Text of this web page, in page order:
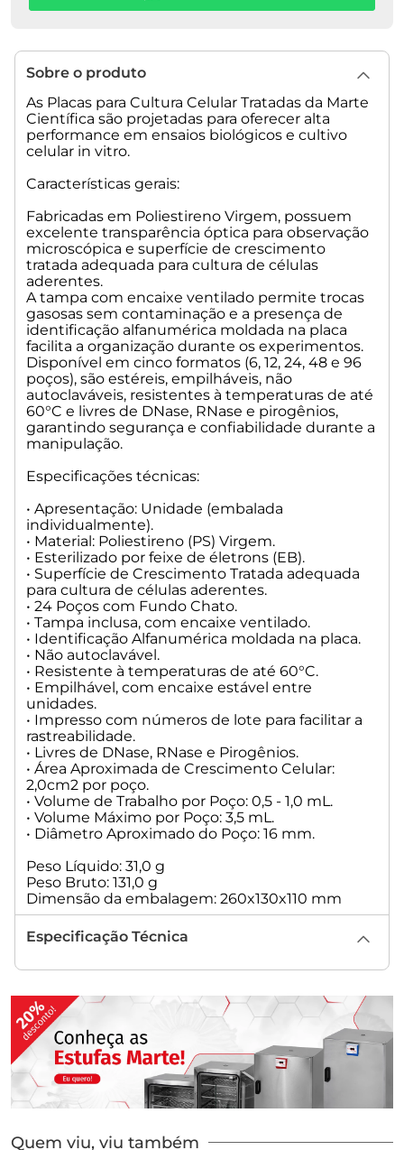
rastreabilidade.
poço.
• Volume de Trabalho por Poço: 0,5 - 1,0 mL.
• Volume Máximo por Poço: 3,5 mL.
• Diâmetro Aproximado do Poço: 16 mm.
Peso Líquido: 31,0 g
Dimensão da embalagem: 260x130x110 mm
Sobre o produto
As Placas para Cultura Celular Tratadas da Marte
Científica são projetadas para oferecer alta
performance em ensaios biológicos e cultivo
celular in vitro.
Características gerais:
Fabricadas em Poliestireno Virgem, possuem
excelente transparência óptica para observação
microscópica e superfície de crescimento
tratada adequada para cultura de células
aderentes.
A tampa com encaixe ventilado permite trocas
gasosas sem contaminação e a presença de
identificação alfanumérica moldada na placa
facilita a organização durante os experimentos.
Disponível em cinco formatos (6, 12, 24, 48 e 96
poços), são estéreis, empilháveis, não
autoclaváveis, resistentes à temperaturas de até
60°C e livres de DNase, RNase e pirogênios,
garantindo segurança e confiabilidade durante a
manipulação.
Especificações técnicas:
• Apresentação: Unidade (embalada
individualmente).
• Material: Poliestireno (PS) Virgem.
• Esterilizado por feixe de életrons (EB).
• Superfície de Crescimento Tratada adequada
para cultura de células aderentes.
• 24 Poços com Fundo Chato.
• Tampa inclusa, com encaixe ventilado.
• Identificação Alfanumérica moldada na placa.
• Não autoclavável.
• Resistente à temperaturas de até 60°C.
• Empilhável, com encaixe estável entre
unidades.
• Impresso com números de lote para facilitar a
rastreabilidade.
• Livres de DNase, RNase e Pirogênios.
• Área Aproximada de Crescimento Celular:
2,0cm2 por poço.
• Volume de Trabalho por Poço: 0,5 - 1,0 mL.
• Volume Máximo por Poço: 3,5 mL.
• Diâmetro Aproximado do Poço: 16 mm.
Peso Líquido: 31,0 g
Peso Bruto: 131,0 g
Dimensão da embalagem: 260x130x110 mm
Especificação Técnica
Quem viu, viu também